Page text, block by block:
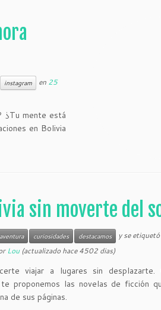
instagram en 25
¿Tu mente está
en Bolivia
sin moverte del
aventura curiosidades destacamos y se
Lou(actualizado hace 4502 dias)
viajar a lugares sin
proponemos las novelas de ficción
de sus páginas.